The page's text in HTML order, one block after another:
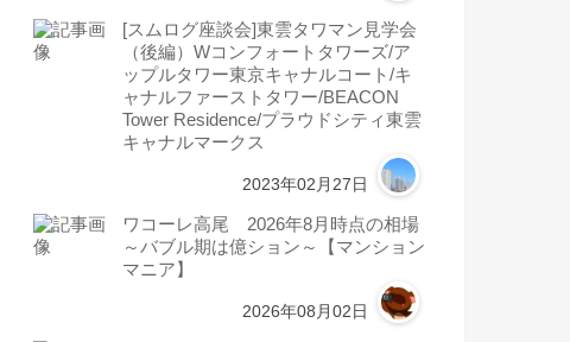
[スムログ座談会]東雲タワマン見学会
（後編）Wコンフォートタワーズ/ア
ップルタワー東京キャナルコート/キ
ャナルファーストタワー/BEACON
Tower Residence/プラウドシティ東雲
キャナルマークス
2023年02月27日
ワコーレ高尾 2026年8月時点の相場
～バブル期は億ション～【マンション
マニア】
2026年08月02日